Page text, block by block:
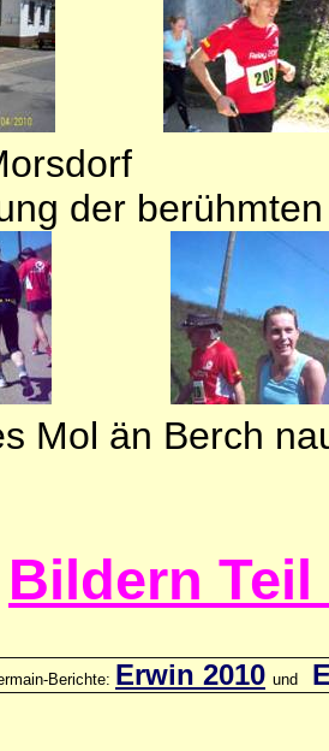
Morsdorf
der
Mol än Berch
Bildern Teil
Berichte: Erwin 2010 und